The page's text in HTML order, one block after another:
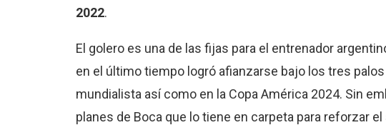
2022.
El golero es una de las fijas para el entrenador
en el último tiempo logró afianzarse bajo los tres
mundialista así como en la Copa América 2024. Sin
planes de Boca que lo tiene en carpeta para reforzar